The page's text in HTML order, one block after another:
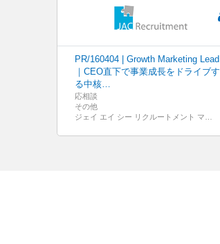
PR/160404 | Growth Marketing Lead
｜CEO直下で事業成長をドライブす
る中核…
応相談
その他